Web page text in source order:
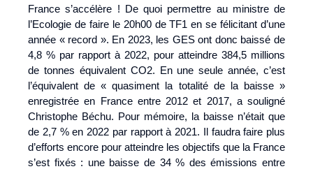
France s’accélère ! De quoi permettre au ministre de
l’Ecologie de faire le 20h00 de TF1 en se félicitant d’une
année « record ». En 2023, les GES ont donc baissé de
4,8 % par rapport à 2022, pour atteindre 384,5 millions
de tonnes équivalent CO2. En une seule année, c’est
l’équivalent de « quasiment la totalité de la baisse »
enregistrée en France entre 2012 et 2017, a souligné
Christophe Béchu. Pour mémoire, la baisse n’était que
de 2,7 % en 2022 par rapport à 2021. Il faudra faire plus
d’efforts encore pour atteindre les objectifs que la France
s’est fixés : une baisse de 34 % des émissions entre